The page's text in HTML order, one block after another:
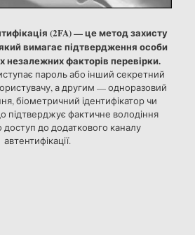
(2FA) — це метод захисту
вимагає підтвердження особи
незалежних факторів перевірки.
пароль або інший секретний
а другим — одноразовий
біометричний ідентифікатор чи
підтверджує фактичне володіння
до додаткового каналу
автентифікації.